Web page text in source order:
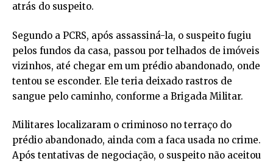
atrás do suspeito.
Segundo a PCRS, após assassiná-la, o suspeito fugiu
pelos fundos da casa, passou por telhados de imóveis
vizinhos, até chegar em um prédio abandonado, onde
tentou se esconder. Ele teria deixado rastros de
sangue pelo caminho, conforme a Brigada Militar.
Militares localizaram o criminoso no terraço do
prédio abandonado, ainda com a faca usada no crime.
Após tentativas de negociação, o suspeito não aceitou